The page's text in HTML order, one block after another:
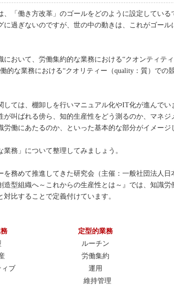
、「働き方改革」のゴールをどのように設定してい
に過ぎないのですが、世の中の動きは、これがゴー
において、労働集約的な業務における“クオンティテ
的な業務における“クオリティー（quality：質）での
しては、棚卸しを行いマニュアル化やIT化が進んで
が叫ばれる傍ら、知的生産性をどう測るのか、マネ
労働にあたるのか、といった基本的な部分がイメージ
業務」について整理してみましょう。
を務めて推進してきた研究会（主催：一般社団法人
造型組織へ～これからの生産性とは～』では、知識
対比することで定義付けています。
定型的業務
ルーチン
労働集約
ィブ
運用
維持管理